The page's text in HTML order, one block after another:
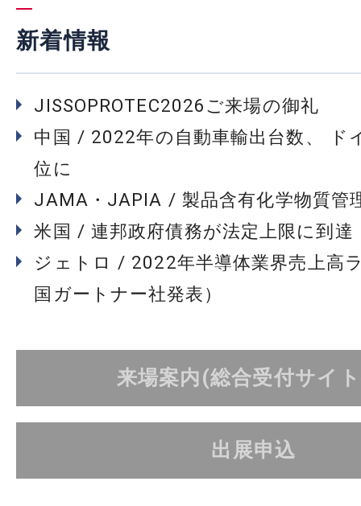
新着情報
JISSOPROTEC2026ご来場の御礼
中国 / 2022年の自動車輸出台数、 ド
位に
JAMA・JAPIA / 製品含有化学物質管
米国 / 連邦政府債務が法定上限に到達
ジェトロ / 2022年半導体業界売上高
国ガートナー社発表）
来場案内(総合受付サイ
出展申込